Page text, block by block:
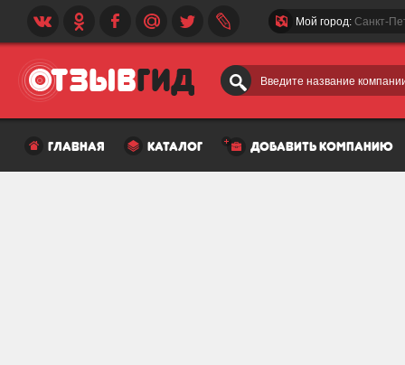
Введите название
Мой город: Санкт-
главная каталог добавить компанию